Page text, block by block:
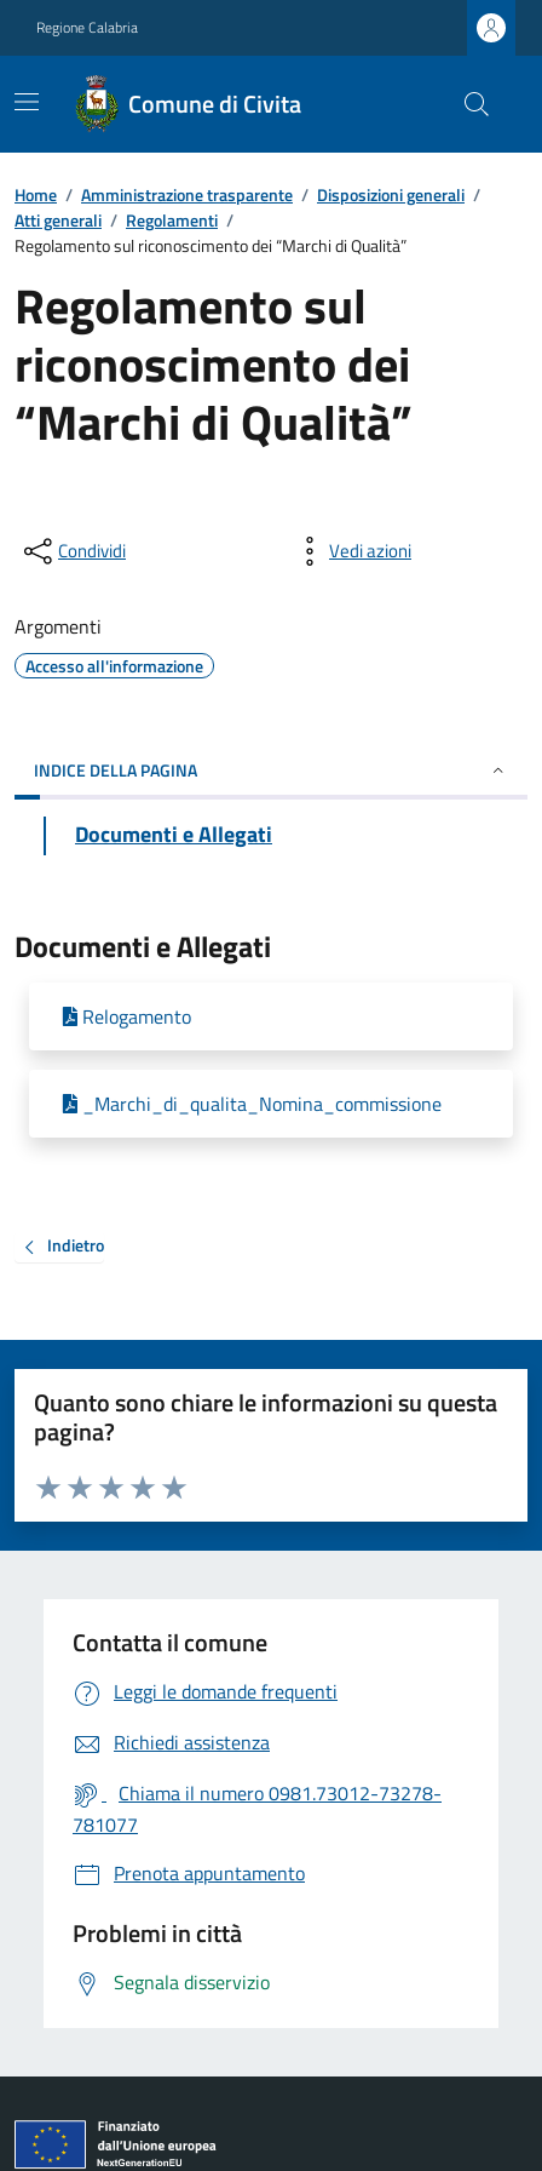
Regione Calabria
Comune di Civita
Home / Amministrazione trasparente / Disposizioni generali /
Atti generali / Regolamenti /
Regolamento sul riconoscimento dei “Marchi di Qualità”
Regolamento sul
riconoscimento dei
“Marchi di Qualità”
Condividi Vedi azioni
Argomenti
Accesso all'informazione
INDICE DELLA PAGINA
Documenti e Allegati
Documenti e Allegati
Relogamento
_Marchi_di_qualita_Nomina_commissione
Indietro
Quanto sono chiare le informazioni su questa
pagina?
Valuta da 1 a 5 stelle la pagina
Valuta 5 stelle su 5
Valuta 4 stelle su 5
Valuta 3 stelle su 5
Valuta 2 stelle su 5
Valuta 1 stelle su 5
Contatta il comune
Leggi le domande frequenti
Richiedi assistenza
Chiama il numero 0981.73012-73278-
781077
Prenota appuntamento
Problemi in città
Segnala disservizio